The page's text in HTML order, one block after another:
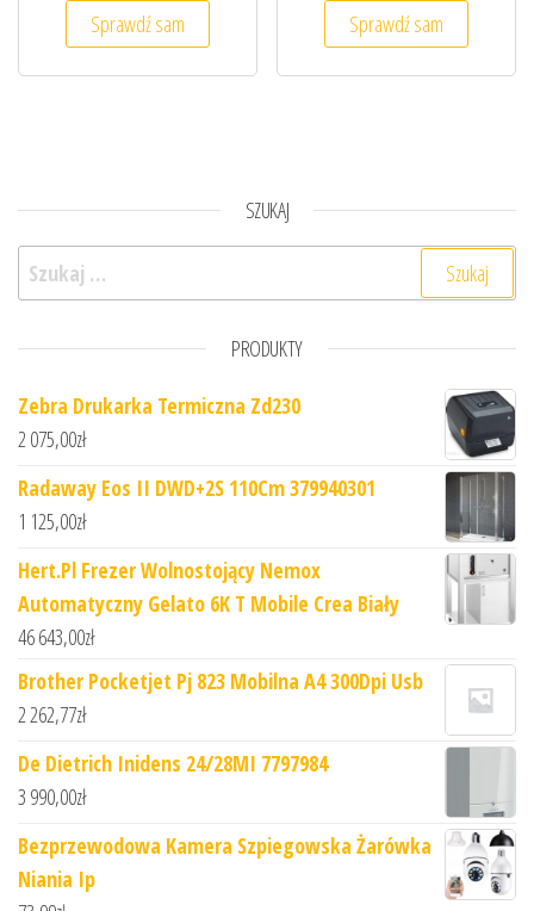
Sprawdź sam Sprawdź sam
SZUKAJ
Szukaj:
PRODUKTY
Zebra Drukarka Termiczna Zd230
2 075,00zł
Radaway Eos II DWD+2S 110Cm 379940301
1 125,00zł
Hert.Pl Frezer Wolnostojący Nemox
Automatyczny Gelato 6K T Mobile Crea Biały
46 643,00zł
Brother Pocketjet Pj 823 Mobilna A4 300Dpi Usb
2 262,77zł
De Dietrich Inidens 24/28MI 7797984
3 990,00zł
Bezprzewodowa Kamera Szpiegowska Żarówka
Niania Ip